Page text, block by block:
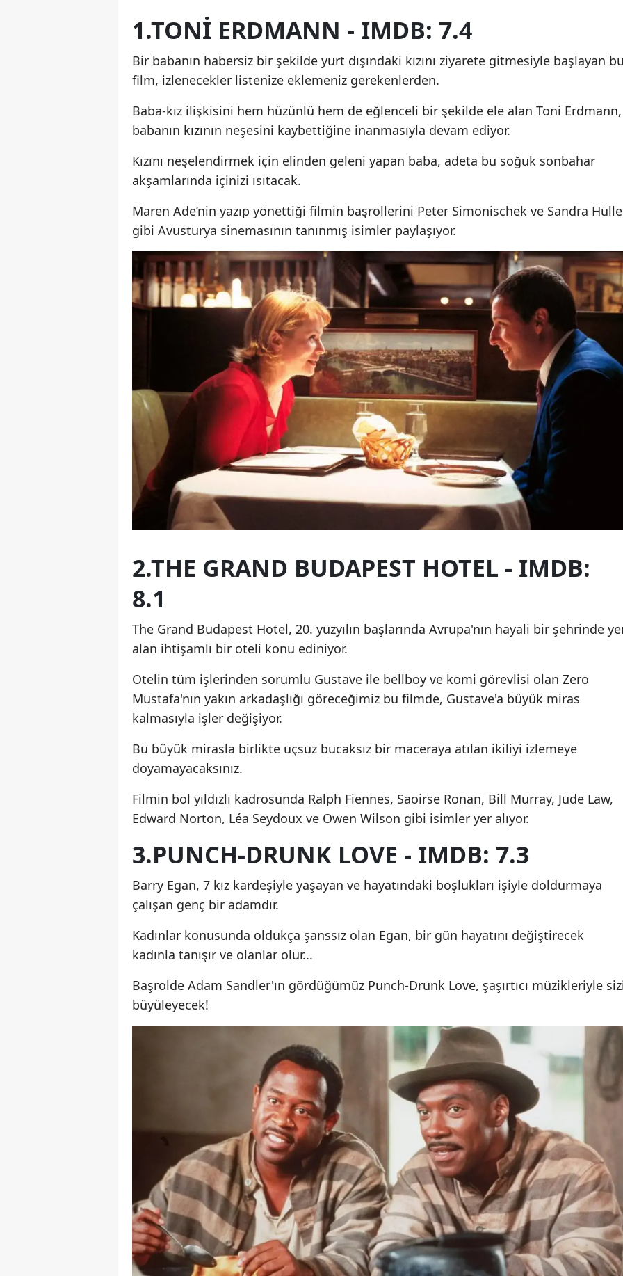
1.TONI ERDMANN - IMDB: 7.4
Bir babanın habersiz bir şekilde yurt dışındaki kızını ziyarete gitmesiyle başlayan
film, izlenecekler listenize eklemeniz gerekenlerden.
Baba-kız ilişkisini hem hüzünlü hem de eğlenceli bir şekilde ele alan Toni Erdmann,
babanın kızının neşesini kaybettiğine inanmasıyla devam ediyor.
Kızını neşelendirmek için elinden geleni yapan baba, adeta bu soğuk sonbahar
akşamlarında içinizi ısıtacak.
Maren Ade’nin yazıp yönettiği filmin başrollerini Peter Simonischek ve Sandra
gibi Avusturya sinemasının tanınmış isimler paylaşıyor.
2.THE GRAND BUDAPEST HOTEL - IMDB:
8.1
The Grand Budapest Hotel, 20. yüzyılın başlarında Avrupa'nın hayali bir şehrinde
alan ihtişamlı bir oteli konu ediniyor.
Otelin tüm işlerinden sorumlu Gustave ile bellboy ve komi görevlisi olan Zero
Mustafa'nın yakın arkadaşlığı göreceğimiz bu filmde, Gustave'a büyük miras
kalmasıyla işler değişiyor.
Bu büyük mirasla birlikte uçsuz bucaksız bir maceraya atılan ikiliyi izlemeye
doyamayacaksınız.
Filmin bol yıldızlı kadrosunda Ralph Fiennes, Saoirse Ronan, Bill Murray, Jude Law,
Edward Norton, Léa Seydoux ve Owen Wilson gibi isimler yer alıyor.
3.PUNCH-DRUNK LOVE - IMDB: 7.3
Barry Egan, 7 kız kardeşiyle yaşayan ve hayatındaki boşlukları işiyle doldurmaya
çalışan genç bir adamdır.
Kadınlar konusunda oldukça şanssız olan Egan, bir gün hayatını değiştirecek
kadınla tanışır ve olanlar olur...
Başrolde Adam Sandler'ın gördüğümüz Punch-Drunk Love, şaşırtıcı müzikleriyle
büyüleyecek!